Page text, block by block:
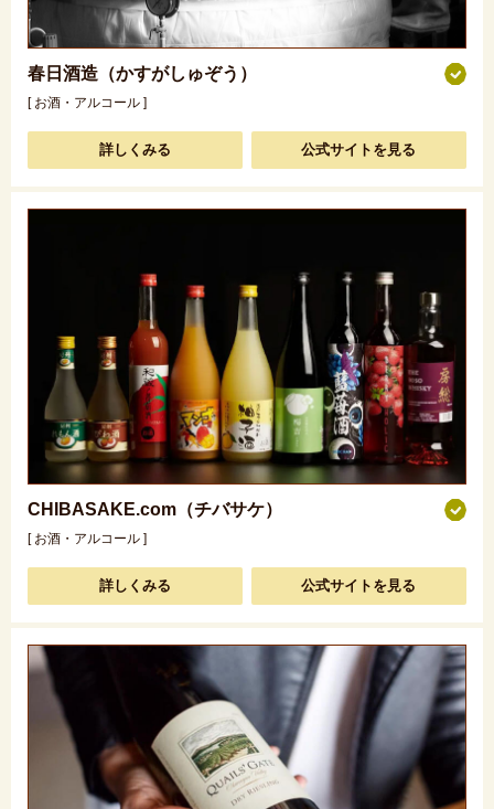
春日酒造（かすがしゅぞう）
[ お酒・アルコール ]
詳しくみる 公式サイトを見る
CHIBASAKE.com（チバサケ）
[ お酒・アルコール ]
詳しくみる 公式サイトを見る